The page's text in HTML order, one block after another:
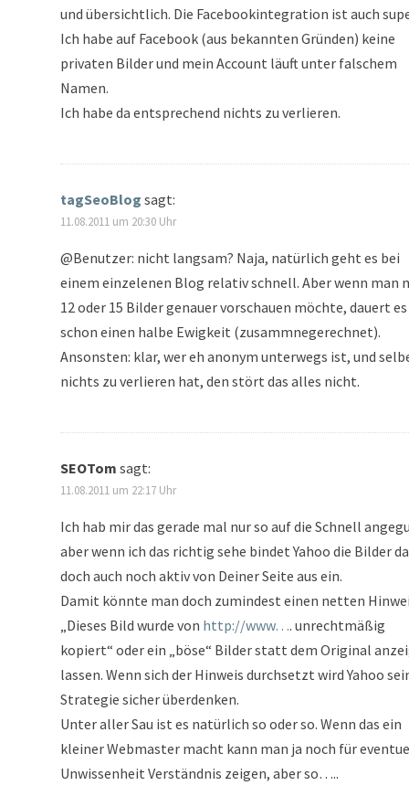
und übersichtlich. Die Facebookintegration ist auch
Ich habe auf Facebook (aus bekannten Gründen) keine
privaten Bilder und mein Account läuft unter falschem
Namen.
Ich habe da entsprechend nichts zu verlieren.
tagSeoBlog sagt:
11.08.2011 um 20:30 Uhr
@Benutzer: nicht langsam? Naja, natürlich geht es bei
einem einzelenen Blog relativ schnell. Aber wenn man
12 oder 15 Bilder genauer vorschauen möchte, dauert es
schon einen halbe Ewigkeit (zusammnegerechnet).
Ansonsten: klar, wer eh anonym unterwegs ist, und
nichts zu verlieren hat, den stört das alles nicht.
SEOTom sagt:
11.08.2011 um 22:17 Uhr
Ich hab mir das gerade mal nur so auf die Schnell
aber wenn ich das richtig sehe bindet Yahoo die Bilder
doch auch noch aktiv von Deiner Seite aus ein.
Damit könnte man doch zumindest einen netten
„Dieses Bild wurde von http://www…. unrechtmäßig
kopiert“ oder ein „böse“ Bilder statt dem Original
lassen. Wenn sich der Hinweis durchsetzt wird Yahoo
Strategie sicher überdenken.
Unter aller Sau ist es natürlich so oder so. Wenn das ein
kleiner Webmaster macht kann man ja noch für
Unwissenheit Verständnis zeigen, aber so…..